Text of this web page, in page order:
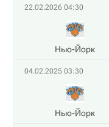
22.02.2026 04:30
Нью-Йорк
04.02.2025 03:30
Нью-Йорк